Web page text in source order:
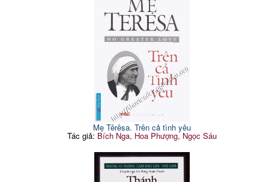
Mẹ Têrêsa. Trên cả tình yêu
Tác giả: Bích Nga, Hoa Phượng, Ngọc Sáu